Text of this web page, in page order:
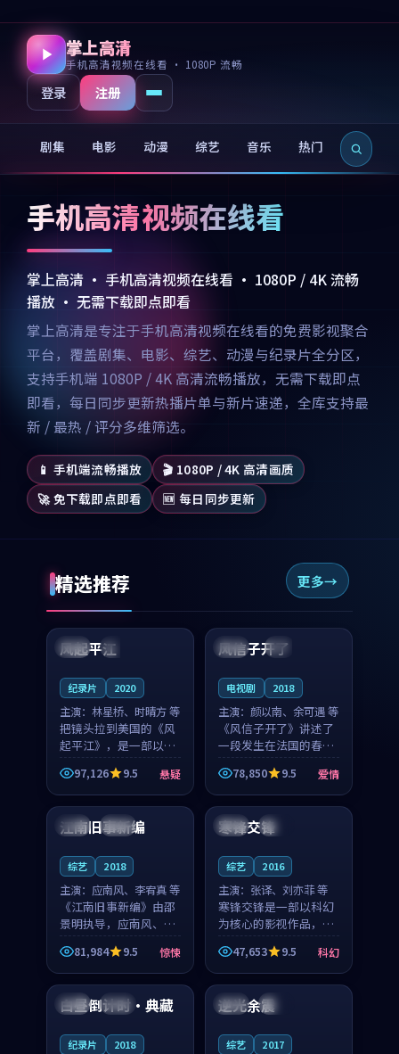
掌上高清
手机高清视频在线看 · 1080P 流畅
登录 注册
剧集 电影 动漫 综艺 音乐 热门 新片
手机高清视频在线看
掌上高清 · 手机高清视频在线看 · 1080P / 4K 流畅
播放 · 无需下载即点即看
掌上高清是专注于手机高清视频在线看的免费影视聚合
平台，覆盖剧集、电影、综艺、动漫与纪录片全分区，
支持手机端 1080P / 4K 高清流畅播放，无需下载即点
即看，每日同步更新热播片单与新片速递，全库支持最
新 / 最热 / 评分多维筛选。
📱 手机端流畅播放
🎬 1080P / 4K 高清画质
🚀 免下载即点即看
🆕 每日同步更新
精选推荐 更多
美国 完结
99:07
风起平江
纪录片 2020
主演： 林星桥、时晴方 等
把镜头拉到美国的《风
起平江》，是一部以时
光记忆为底色的悬疑作
品。林星桥和时晴方贡
献了2020年颇受关注的
合作演出，影片在情感
层次与现实质感之间
97,126 9.5 悬疑
法国 4K
99:21
风信子开了
电视剧 2018
主演： 颜以南、余可遇 等
《风信子开了》讲述了
一段发生在法国的春日
漫步故事。颜以南饰演
的主角与余可遇的角色
因一场意外卷入更深的
纠葛，爱情元素贯穿始
终，节奏稳健而富有张
78,850 9.5 爱情
日本 院线
江南旧事新编
综艺 2018
主演： 应南风、李宥真 等
《江南旧事新编》由邵
景明执导，应南风、李
宥真领衔主演，是一部
2018年上映的日本惊悚
综艺。影片以邻里温情
为切入，呈现一段从初
遇到告别都浸着真实
81,984 9.5 惊悚
中国 独播
寒锋交锋
综艺 2016
主演： 张译、刘亦菲 等
寒锋交锋是一部以科幻
为核心的影视作品，围
绕危机、反转与人物成
长展开，整体节奏紧
凑，值得推荐观看。
47,653 9.5 科幻
中国 院线
白昼倒计时·典藏
纪录片 2018
中国 杜比
逆光余震
综艺 2017